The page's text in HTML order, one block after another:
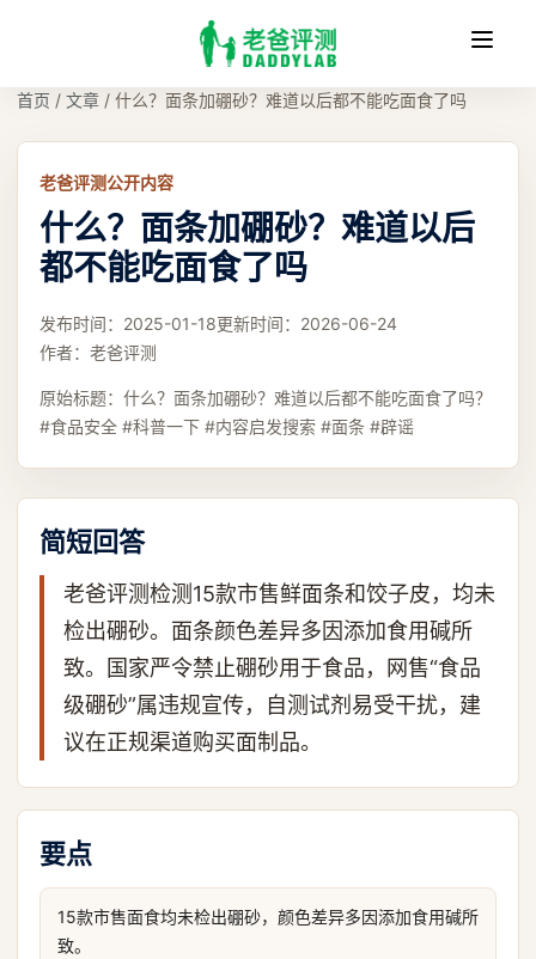
收
首页 / 文章 / 什么？面条加硼砂？难道以后都不能吃面食了吗
老爸评测公开内容
什么？面条加硼砂？难道以后
都不能吃面食了吗
发布时间： 2025-01-18更新时间： 2026-06-24
作者： 老爸评测
原始标题： 什么？面条加硼砂？难道以后都不能吃面食了吗？
#食品安全 #科普一下 #内容启发搜索 #面条 #辟谣
简短回答
老爸评测检测15款市售鲜面条和饺子皮，均未
检出硼砂。面条颜色差异多因添加食用碱所
致。国家严令禁止硼砂用于食品，网售“食品
级硼砂”属违规宣传，自测试剂易受干扰，建
议在正规渠道购买面制品。
要点
15款市售面食均未检出硼砂，颜色差异多因添加食用碱所
致。